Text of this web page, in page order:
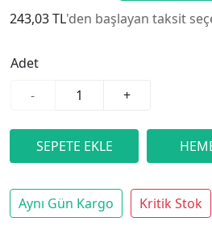
243,03 TL'den başlayan taksit
Adet
-
+
Aynı Gün Kargo Kritik Stok